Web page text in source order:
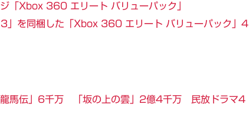
「Xbox 360 エリート バリューパック」
」を同梱した「Xbox 360 エリート バリューパック」4
龍馬伝」6千万 「坂の上の雲」2億4千万 民放ドラマ4